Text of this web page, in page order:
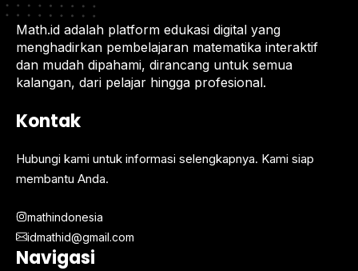
Math.id adalah platform edukasi digital yang
menghadirkan pembelajaran matematika interaktif
dan mudah dipahami, dirancang untuk semua
kalangan, dari pelajar hingga profesional.
Kontak
Hubungi kami untuk informasi selengkapnya. Kami siap
membantu Anda.
mathindonesia
idmathid@gmail.com
Navigasi